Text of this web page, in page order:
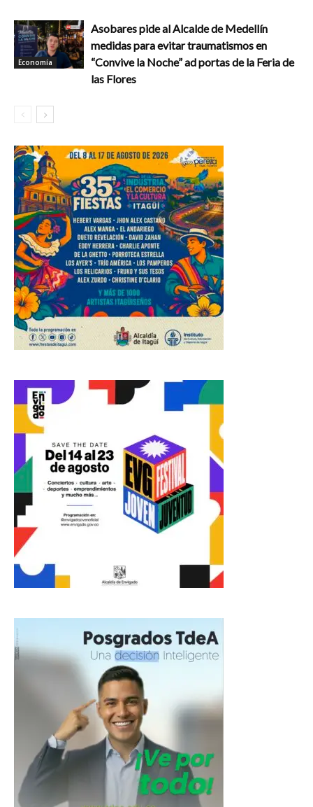
Economía
Asobares pide al Alcalde de Medellín
medidas para evitar traumatismos en
“Convive la Noche” ad portas de la Feria de
las Flores